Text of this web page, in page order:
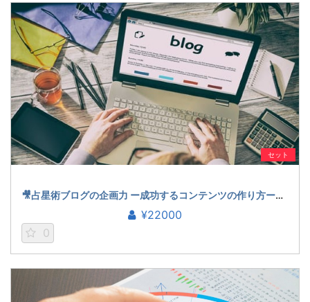
セット
🎥占星術ブログの企画力 ー成功するコンテンツの作り方ー（登石麻恭子）
¥22000
0